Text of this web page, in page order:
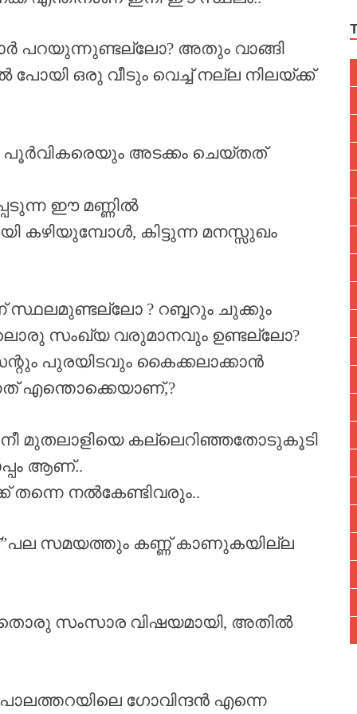
പറയുന്നുണ്ടല്ലോ? അതും വാങ്ങി
പോയി ഒരു വീടും വെച്ച് നല്ല നിലയ്ക്ക്
അടക്കം ചെയ്തത്
ഈ മണ്ണിൽ
കഴിയുമ്പോൾ, കിട്ടുന്ന മനസ്സുഖം
സ്ഥലമുണ്ടല്ലോ ? റബ്ബറും ചുക്കും
സംഖ്യ വരുമാനവും ഉണ്ടല്ലോ?
പുരയിടവും കൈക്കലാക്കാൻ
എന്തൊക്കെയാണ്,?
മുതലാളിയെ കല്ലെറിഞ്ഞതോടുകൂടി
ആണ്..
തന്നെ നൽകേണ്ടിവരും..
സമയത്തും കണ്ണ് കാണുകയില്ല
സംസാര വിഷയമായി, അതിൽ
പാലത്തറയിലെ ഗോവിന്ദൻ എന്നെ